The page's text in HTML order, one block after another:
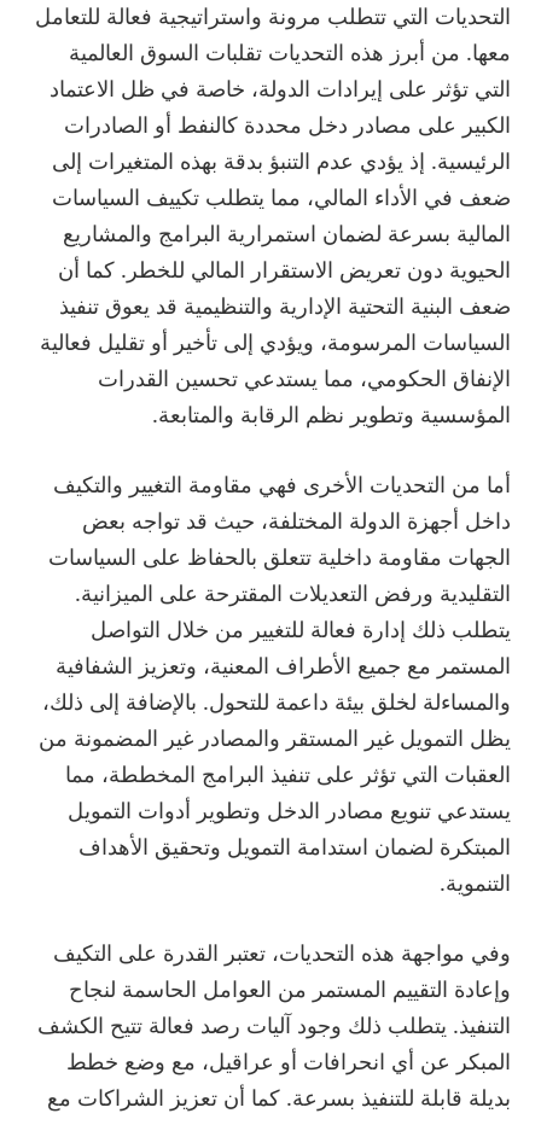
التحديات التي تتطلب مرونة واستراتيجية فعالة للتعامل
معها. من أبرز هذه التحديات تقلبات السوق العالمية
التي تؤثر على إيرادات الدولة، خاصة في ظل الاعتماد
الكبير على مصادر دخل محددة كالنفط أو الصادرات
الرئيسية. إذ يؤدي عدم التنبؤ بدقة بهذه المتغيرات إلى
ضعف في الأداء المالي، مما يتطلب تكييف السياسات
المالية بسرعة لضمان استمرارية البرامج والمشاريع
الحيوية دون تعريض الاستقرار المالي للخطر. كما أن
ضعف البنية التحتية الإدارية والتنظيمية قد يعوق تنفيذ
السياسات المرسومة، ويؤدي إلى تأخير أو تقليل فعالية
الإنفاق الحكومي، مما يستدعي تحسين القدرات
المؤسسية وتطوير نظم الرقابة والمتابعة.
أما من التحديات الأخرى فهي مقاومة التغيير والتكيف
داخل أجهزة الدولة المختلفة، حيث قد تواجه بعض
الجهات مقاومة داخلية تتعلق بالحفاظ على السياسات
التقليدية ورفض التعديلات المقترحة على الميزانية.
يتطلب ذلك إدارة فعالة للتغيير من خلال التواصل
المستمر مع جميع الأطراف المعنية، وتعزيز الشفافية
والمساءلة لخلق بيئة داعمة للتحول. بالإضافة إلى ذلك،
يظل التمويل غير المستقر والمصادر غير المضمونة من
العقبات التي تؤثر على تنفيذ البرامج المخططة، مما
يستدعي تنويع مصادر الدخل وتطوير أدوات التمويل
المبتكرة لضمان استدامة التمويل وتحقيق الأهداف
التنموية.
وفي مواجهة هذه التحديات، تعتبر القدرة على التكيف
وإعادة التقييم المستمر من العوامل الحاسمة لنجاح
التنفيذ. يتطلب ذلك وجود آليات رصد فعالة تتيح الكشف
المبكر عن أي انحرافات أو عراقيل، مع وضع خطط
بديلة قابلة للتنفيذ بسرعة. كما أن تعزيز الشراكات مع